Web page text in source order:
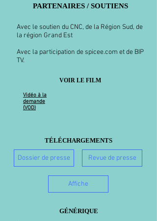
PARTENAIRES / SOUTIENS
Avec le soutien du CNC, de la Région Sud, de
la région Grand Est
Avec la participation de spicee.com et de BIP
TV.
VOIR LE FILM
Vidéo à la
demande
(VOD)
TÉLÉCHARGEMENTS
Dossier de presse Revue de presse
Affiche
GÉNÉRIQUE